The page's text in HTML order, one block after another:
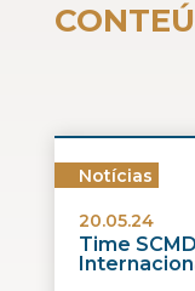
Notícias
20.05.24
Time